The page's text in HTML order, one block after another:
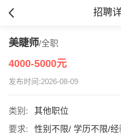
招聘
美睫师/全职
4000-5000元
发布时间:2026-08-09
类别:
其他职位
要求:
性别不限/ 学历不限/